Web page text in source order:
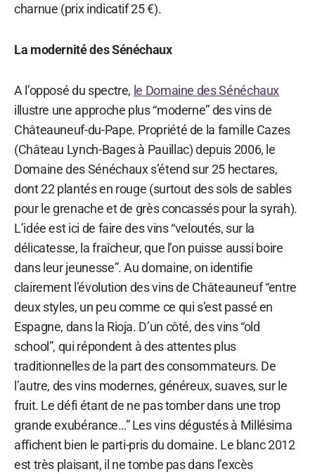
charnue (prix indicatif 25 €).
La modernité des Sénéchaux
A l’opposé du spectre, le Domaine des Sénéchaux
illustre une approche plus “moderne” des vins de
Châteauneuf-du-Pape. Propriété de la famille Cazes
(Château Lynch-Bages à Pauillac) depuis 2006, le
Domaine des Sénéchaux s’étend sur 25 hectares,
dont 22 plantés en rouge (surtout des sols de sables
pour le grenache et de grès concassés pour la syrah).
L’idée est ici de faire des vins “veloutés, sur la
délicatesse, la fraîcheur, que l’on puisse aussi boire
dans leur jeunesse”. Au domaine, on identifie
clairement l’évolution des vins de Châteauneuf “entre
deux styles, un peu comme ce qui s’est passé en
Espagne, dans la Rioja. D’un côté, des vins “old
school”, qui répondent à des attentes plus
traditionnelles de la part des consommateurs. De
l’autre, des vins modernes, généreux, suaves, sur le
fruit. Le défi étant de ne pas tomber dans une trop
grande exubérance…” Les vins dégustés à Millésima
affichent bien le parti-pris du domaine. Le blanc 2012
est très plaisant, il ne tombe pas dans l’excès